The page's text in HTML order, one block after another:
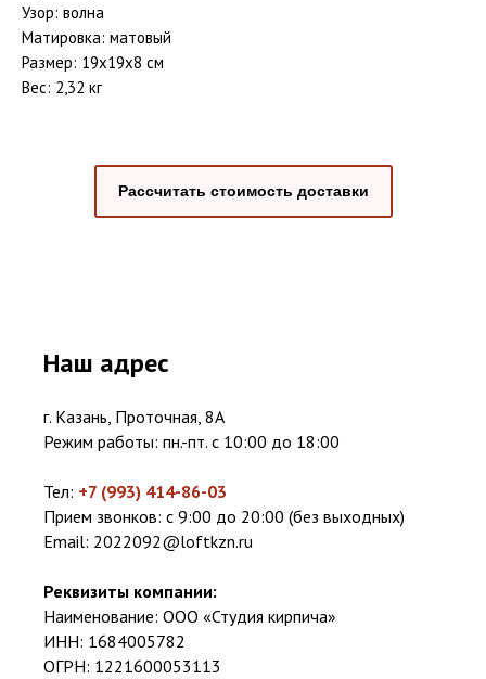
Узор: волна
Матировка: матовый
Размер: 19x19x8 см
Вес: 2,32 кг
Рассчитать стоимость доставки
Наш адрес
г. Казань, Проточная, 8А
Режим работы: пн.-пт. с 10:00 до 18:00
Тел: +7 (993) 414-86-03
Прием звонков: с 9:00 до 20:00 (без выходных)
Email: 2022092@loftkzn.ru
Реквизиты компании:
Наименование: ООО «Студия кирпича»
ИНН: 1684005782
ОГРН: 1221600053113